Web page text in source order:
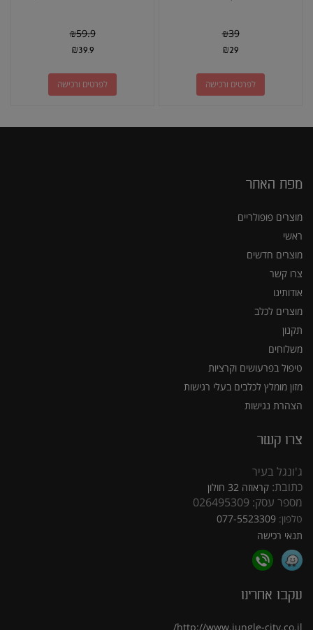
₪39
₪29
לפרטים ורכישה
₪59.9
₪39.9
לפרטים ורכישה
מפת האתר
מוצרים פופולריים
ראשי
מוצרים חדשים
צרו קשר
אודותינו
מוצרים לכלב
תקנון
משלוחים
טיפול בפרעושים וקרציות
מזון מומלץ לכלבים בעלי רגישות
הצהרת נגישות
צרו קשר
ג'ונגל בעיר
כתובת: קראוזה 32 חולון
מספר עסק: 026495309
טלפון: 077-5523309
תנאי רכישה
עקבו אחרינו
http://www.jungle-city.co.il/